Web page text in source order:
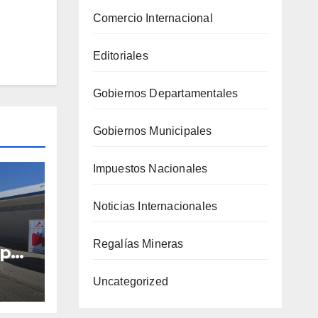
Comercio Internacional
Editoriales
Gobiernos Departamentales
Gobiernos Municipales
Impuestos Nacionales
Noticias Internacionales
Regalías Mineras
Uncategorized